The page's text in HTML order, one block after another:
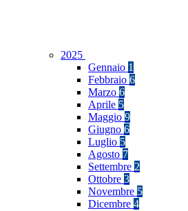
2025
Gennaio 1
Febbraio 6
Marzo 6
Aprile 5
Maggio 9
Giugno 6
Luglio 5
Agosto 7
Settembre 2
Ottobre 3
Novembre 5
Dicembre 4